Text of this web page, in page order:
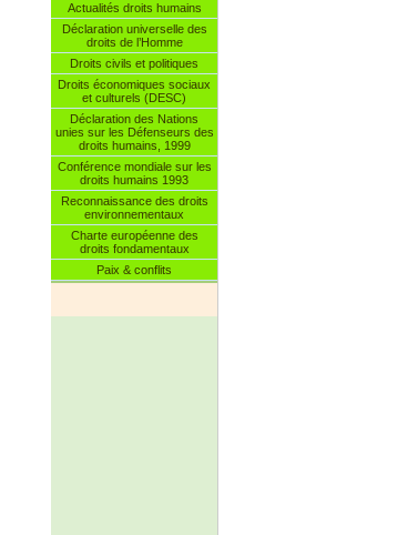
Actualités droits humains
Déclaration universelle des
droits de l’Homme
Droits civils et politiques
Droits économiques sociaux
et culturels (DESC)
Déclaration des Nations
unies sur les Défenseurs des
droits humains, 1999
Conférence mondiale sur les
droits humains 1993
Reconnaissance des droits
environnementaux
Charte européenne des
droits fondamentaux
Paix & conflits